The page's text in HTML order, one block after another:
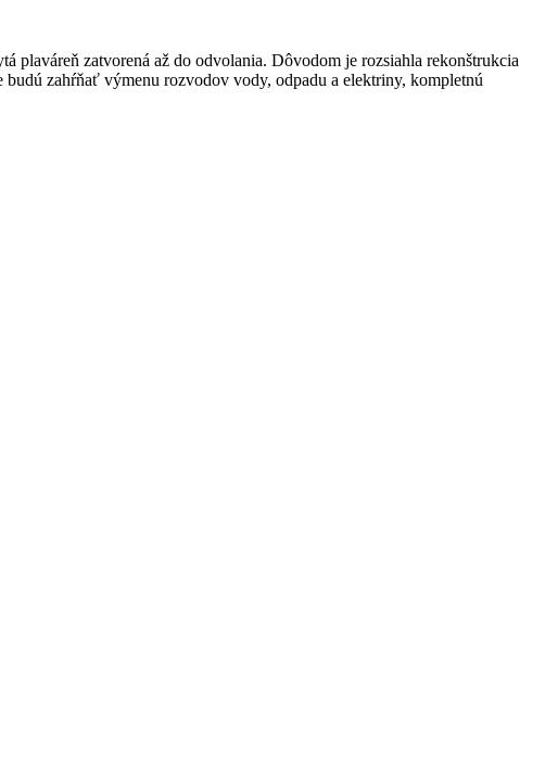
plaváreň zatvorená až do odvolania. Dôvodom je rozsiahla rekonštrukcia
budú zahŕňať výmenu rozvodov vody, odpadu a elektriny, kompletnú